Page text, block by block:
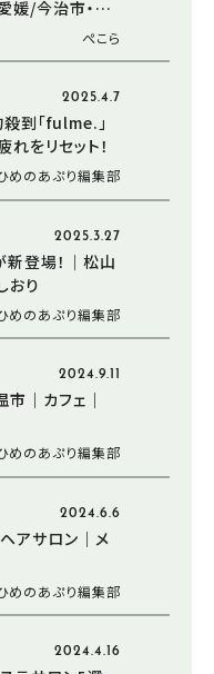
媛/今治市・お
ぺこら
2025.4.7
到「fulme.」
をリセット！
めのあぷり編集部
2025.3.27
新登場！｜松山
おり
めのあぷり編集部
2024.9.11
市｜カフェ｜
めのあぷり編集部
2024.6.6
アサロン｜メ
めのあぷり編集部
2024.4.16